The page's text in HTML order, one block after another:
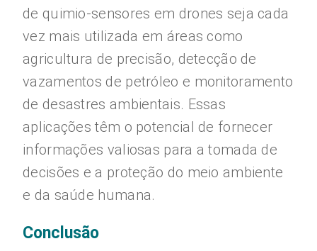
de quimio-sensores em drones seja cada
vez mais utilizada em áreas como
agricultura de precisão, detecção de
vazamentos de petróleo e monitoramento
de desastres ambientais. Essas
aplicações têm o potencial de fornecer
informações valiosas para a tomada de
decisões e a proteção do meio ambiente
e da saúde humana.
Conclusão